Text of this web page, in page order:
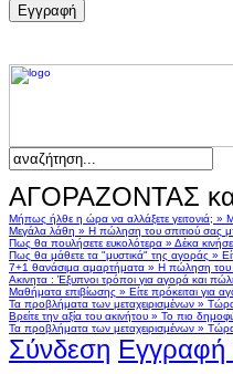
Eγγραφή
ΑΓΟΡΑΖΟΝΤΑΣ
Μήπως ήλθε η ώρα να αλλάξετε γειτονιά; »
Μεγάλα λάθη » Η πώληση του σπιτιού σας
Πως θα πουλήσετε ευκολότερα » Δέκα
Πως θα μάθετε τα "μυστικά" της αγοράς »
7+1 θανάσιμα αμαρτήματα » Η πώληση του
Ακινητα : Έξυπνοι τρόποι για αγορά και
Μαθήματα επιβίωσης » Είτε πρόκειται για
Τα προβλήματα των μεταχειρισμένων » Τώρα
Βρείτε την αξία του ακινήτου » Το πιο
Τα προβλήματα των μεταχειρισμένων » Τώρα
Σύνδεση Εγγραφή